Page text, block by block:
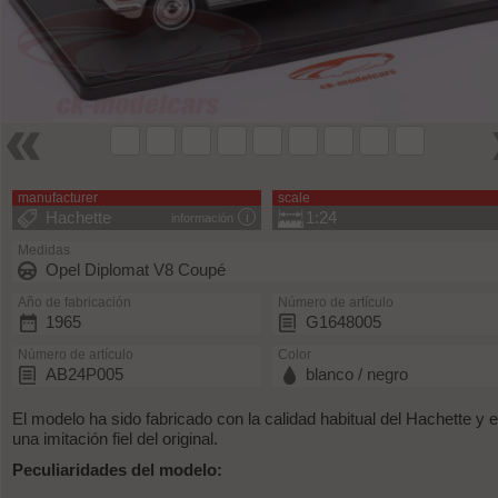
manufacturer
información
Hachette
scale
1:24
Medidas
Opel Diplomat V8 Coupé
Año de fabricación
1965
Número de artículo
G1648005
Número de artículo
AB24P005
Color
blanco / negro
El modelo ha sido fabricado con la calidad habitual del Hachette y
una imitación fiel del original.
Peculiaridades del modelo: